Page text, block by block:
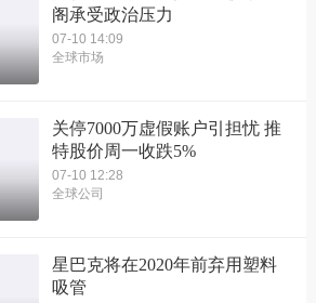
阁承受政治压力
07-10 14:09
全球市场
关停7000万虚假账户引担忧 推
特股价周一收跌5%
07-10 12:28
全球公司
星巴克将在2020年前弃用塑料
吸管